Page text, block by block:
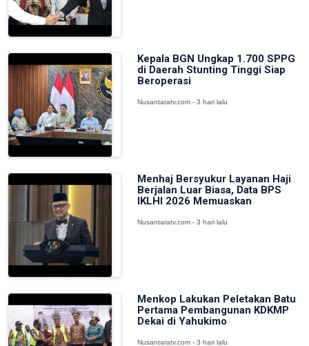
Kepala BGN Ungkap 1.700 SPPG
di Daerah Stunting Tinggi Siap
Beroperasi
Nusantaratv.com - 3 hari lalu
Menhaj Bersyukur Layanan Haji
Berjalan Luar Biasa, Data BPS
IKLHI 2026 Memuaskan
Nusantaratv.com - 3 hari lalu
Menkop Lakukan Peletakan Batu
Pertama Pembangunan KDKMP
Dekai di Yahukimo
Nusantaratv.com - 3 hari lalu